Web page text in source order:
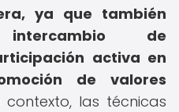
ya que también
de
activa en
de valores
contexto, las técnicas